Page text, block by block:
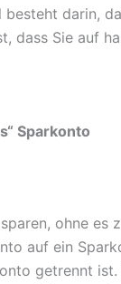
darin,
dass Sie auf
Sparkonto
ohne es
auf ein
getrennt